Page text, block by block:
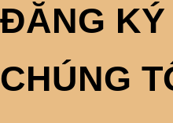
ĐĂNG KÝ
CHÚNG